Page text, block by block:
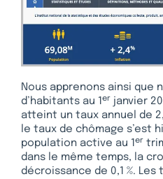
Nous apprenons ainsi que
d’habitants au 1 er janvier
atteint un taux annuel de
le taux de chômage s’est
population active au 1 er
dans le même temps, la
décroissance de 0,1 %.